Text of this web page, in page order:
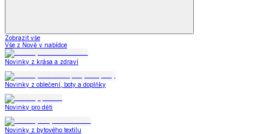
Zobrazit vše
Vše z Nově v nabídce
Novinky z krása a zdraví
Novinky z oblečení, boty a doplňky
Novinky pro děti
Novinky z bytového textilu